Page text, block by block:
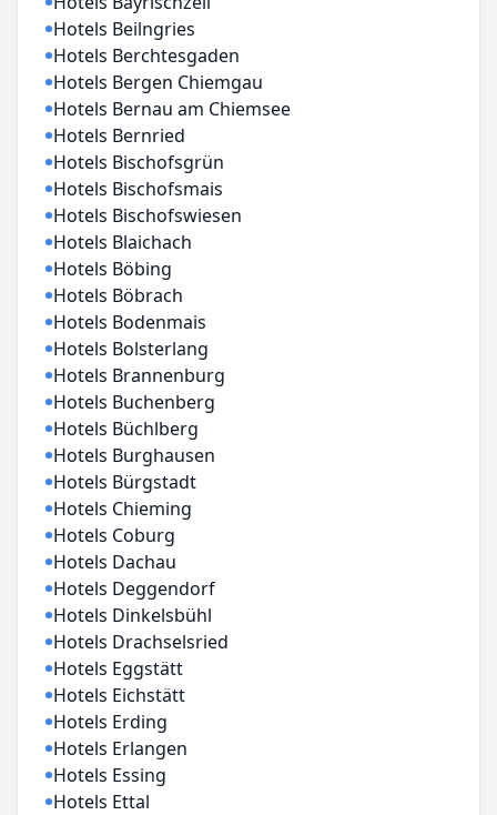
Hotels Beilngries
Hotels Berchtesgaden
Hotels Bergen Chiemgau
Hotels Bernau am Chiemsee
Hotels Bernried
Hotels Bischofsgrün
Hotels Bischofsmais
Hotels Bischofswiesen
Hotels Blaichach
Hotels Böbing
Hotels Böbrach
Hotels Bodenmais
Hotels Bolsterlang
Hotels Brannenburg
Hotels Buchenberg
Hotels Büchlberg
Hotels Burghausen
Hotels Bürgstadt
Hotels Chieming
Hotels Coburg
Hotels Dachau
Hotels Deggendorf
Hotels Dinkelsbühl
Hotels Drachselsried
Hotels Eggstätt
Hotels Eichstätt
Hotels Erding
Hotels Erlangen
Hotels Essing
Hotels Ettal